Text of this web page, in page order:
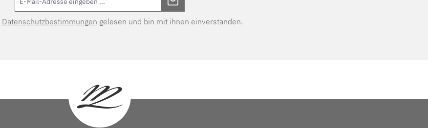
Datenschutzbestimmungen gelesen und bin mit ihnen einverstanden.